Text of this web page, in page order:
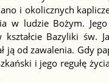
i okolicznych
w ludzie Bożym. Jego
Bazyliki św.
ją od zawalenia. Gdy
i jego regułę